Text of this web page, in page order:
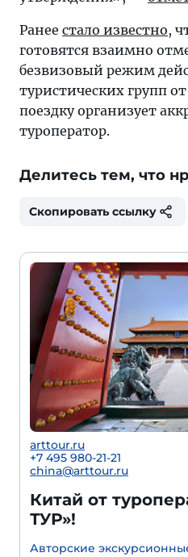
Ранее стало известно,
готовятся взаимно
безвизовый режим
туристических групп
поездку организует
туроператор.
Делитесь тем, что
Скопировать ссылку
arttour.ru
+7 495 980-21-21
china@arttour.ru
Китай от
ТУР»!
Авторские